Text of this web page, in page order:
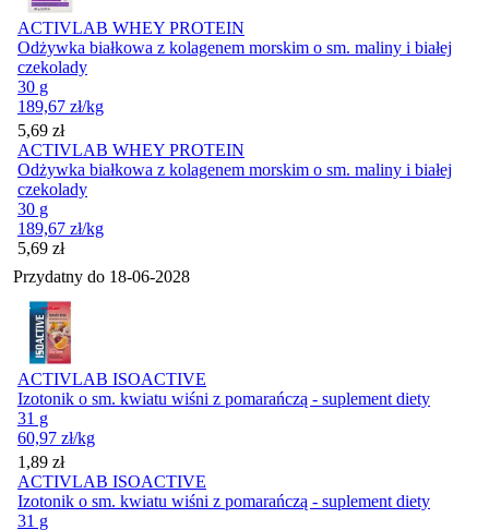
ACTIVLAB WHEY PROTEIN
Odżywka białkowa z kolagenem morskim o sm. maliny i białej
czekolady
30 g
189,67 zł/kg
Cena
5,69 zł
ACTIVLAB WHEY PROTEIN
Odżywka białkowa z kolagenem morskim o sm. maliny i białej
czekolady
30 g
189,67 zł/kg
Cena
5,69 zł
Przydatny do 18-06-2028
ACTIVLAB ISOACTIVE
Izotonik o sm. kwiatu wiśni z pomarańczą - suplement diety
31 g
60,97 zł/kg
Cena
1,89 zł
ACTIVLAB ISOACTIVE
Izotonik o sm. kwiatu wiśni z pomarańczą - suplement diety
31 g